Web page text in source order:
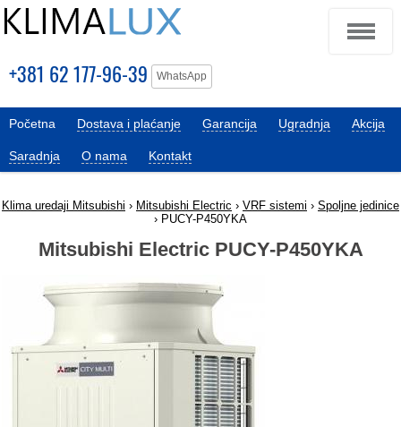
+381 62 177-96-39 WhatsApp
Početna Dostava i plaćanje Garancija Ugradnja Akcija
Saradnja O nama Kontakt
Klima uredaji Mitsubishi › Mitsubishi Electric › VRF sistemi › Spoljne jedinice
› PUCY-P450YKA
Mitsubishi Electric PUCY-P450YKA